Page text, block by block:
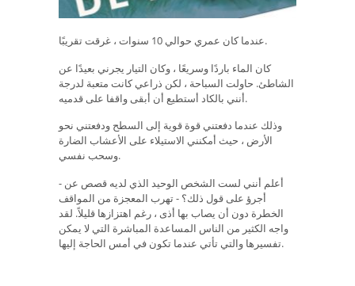
عندما كان عمري حوالي 10 سنوات ، غرقت تقريبًا.
كان الماء باردًا وسريعًا ، وكان التيار يجرني بعيدًا عن
الشاطئ. حاولت السباحة ، لكن ذراعي كانت متعبة لدرجة
أنني بالكاد أستطيع أن أبقى واقفا على قدميه.
وذلك عندما دفعتني قوة قوية إلى السطح ودفعتني نحو
الأرض ، حيث أمكنني الاستيلاء على الأعشاب الضارة
وسحب نفسي.
أعلم أنني لست الشخص الوحيد الذي لديه قصص عن -
أجرؤ على قول ذلك؟ - تهرب المعجزة من المواقف
الخطرة دون أن يصاب بها أذى ، رغم اهتزازها قليلاً. لقد
واجه الكثير من الناس المساعدة المباشرة التي لا يمكن
تفسيرها والتي تأتي عندما تكون في أمس الحاجة إليها.